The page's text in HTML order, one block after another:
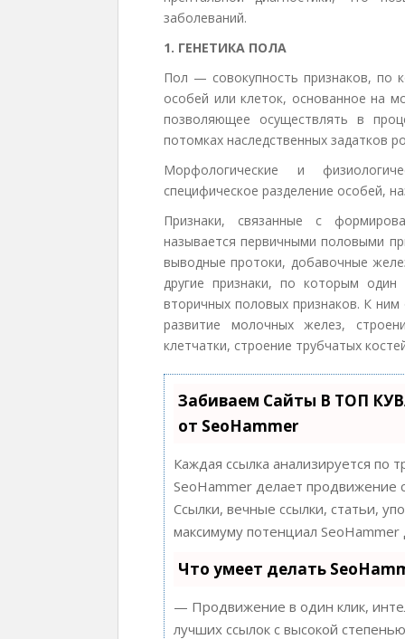
заболеваний.
1. ГЕНЕТИКА ПОЛА
Пол — совокупность признаков, по
особей или клеток, основанное на
позволяющее осуществлять в
потомках наследственных задатков
Морфологические и
специфическое разделение особей,
Признаки, связанные с
называется первичными половыми
выводные протоки, добавочные
другие признаки, по которым один
вторичных половых признаков. К
развитие молочных желез,
клетчатки, строение трубчатых
Забиваем Сайты В ТОП
от SeoHammer
Каждая ссылка анализируется по
SeoHammer делает продвижение
Ссылки, вечные ссылки, статьи,
максимуму потенциал
Что умеет делать
— Продвижение в один клик,
лучших ссылок с высокой